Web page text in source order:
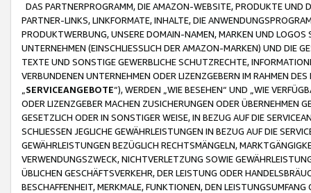
DAS PARTNERPROGRAMM, DIE AMAZON-WEBSITE, PRODUKTE UND
PARTNER-LINKS, LINKFORMATE, INHALTE, DIE
PRODUKTWERBUNG, UNSERE DOMAIN-NAMEN, MARKEN UND
UNTERNEHMEN (EINSCHLIESSLICH DER AMAZON-MARKEN) UND DIE
TEXTE UND SONSTIGE GEWERBLICHE SCHUTZRECHTE,
VERBUNDENEN UNTERNEHMEN ODER LIZENZGEBERN IM RAHMEN
SERVICEANGEBOTE“), WERDEN „WIE BESEHEN“ UND „WIE
ODER LIZENZGEBER MACHEN ZUSICHERUNGEN ODER ÜBERNEHMEN
GESETZLICH ODER IN SONSTIGER WEISE, IN BEZUG AUF DIE
SCHLIESSEN JEGLICHE GEWÄHRLEISTUNGEN IN BEZUG AUF DIE
GEWÄHRLEISTUNGEN BEZÜGLICH RECHTSMÄNGELN,
VERWENDUNGSZWECK, NICHTVERLETZUNG SOWIE
ÜBLICHEN GESCHÄFTSVERKEHR, DER LEISTUNG ODER
BESCHAFFENHEIT, MERKMALE, FUNKTIONEN, DEN